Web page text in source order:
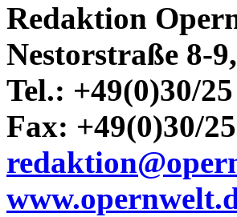
Redaktion
Nestorstraße 8-
Tel.: +49(0)30/
Fax: +49(0)30/